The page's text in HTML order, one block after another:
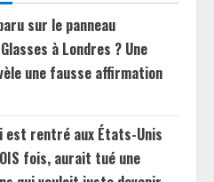
sur le panneau
à Londres ? Une
une fausse affirmation
est rentré aux États-Unis
fois, aurait tué une